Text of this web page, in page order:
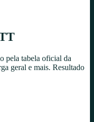
pela tabela oficial da
geral e mais. Resultado